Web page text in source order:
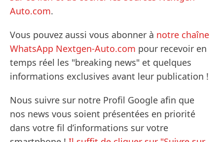
Auto.com.
Vous pouvez aussi vous abonner à notre chaîne
WhatsApp Nextgen-Auto.com pour recevoir en
temps réel les "breaking news" et quelques
informations exclusives avant leur publication !
Nous suivre sur notre Profil Google afin que
nos news vous soient présentées en priorité
dans votre fil d’informations sur votre